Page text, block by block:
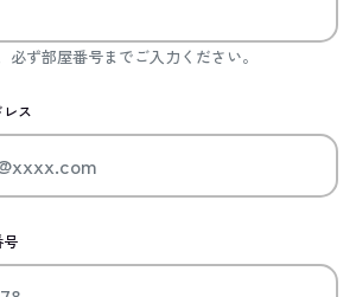
ず部屋番号までご入力ください。
ス
号